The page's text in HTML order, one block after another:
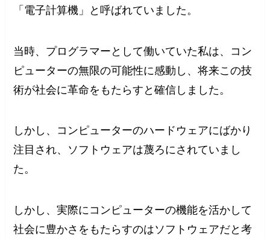
「電子計算機」と呼ばれていました。
当時、プログラマーとして働いていた私は、コン
ピューターの無限の可能性に感動し、将来この技
術が社会に革命をもたらすと確信しました。
しかし、コンピューターのハードウェアにばかり
注目され、ソフトウェアは蔑ろにされていまし
た。
しかし、実際にコンピューターの機能を活かして
社会に豊かさをもたらすのはソフトウェアだと考